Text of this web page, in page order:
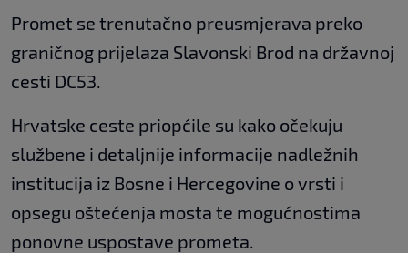
Promet se trenutačno preusmjerava preko
graničnog prijelaza Slavonski Brod na državnoj
cesti DC53.
Hrvatske ceste priopćile su kako očekuju
službene i detaljnije informacije nadležnih
institucija iz Bosne i Hercegovine o vrsti i
opsegu oštećenja mosta te mogućnostima
ponovne uspostave prometa.